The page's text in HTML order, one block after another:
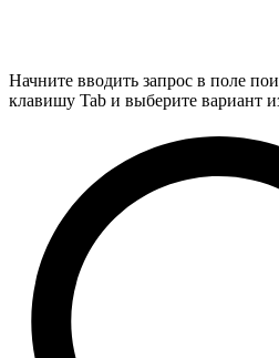
Начните вводить запрос в поле
клавишу Tab и выберите вариант